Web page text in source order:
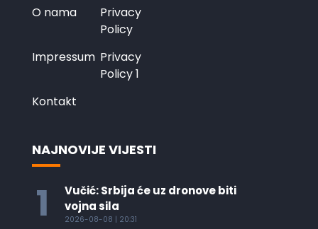
O nama
Privacy
Policy
Impressum Privacy
Policy 1
Kontakt
NAJNOVIJE VIJESTI
1
Vučić: Srbija će uz dronove biti
vojna sila
2026-08-08 | 20:31